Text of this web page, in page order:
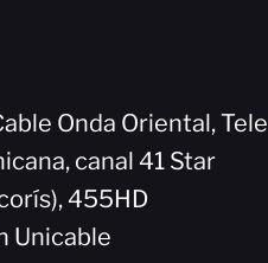
Onda Oriental, Tele
canal 41 Star
455HD
Unicable